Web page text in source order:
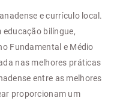
e currículo local.
educação bilíngue,
Fundamental e Médio
nas melhores práticas
entre as melhores
proporcionam um